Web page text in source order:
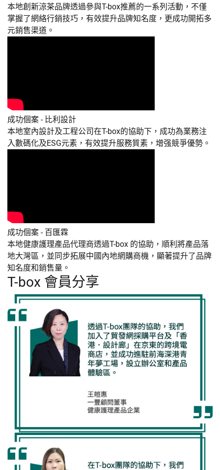
本地創新涼茶品牌透過參與T-box推薦的一系列活動，不僅
掌握了網絡行銷技巧，有效提升品牌知名度，更成功開拓多
元銷售渠道。
成功個案 - 比利設計
本地室內設計及工程公司在T-box的協助下，成功為業務注
入數碼化及ESG元素，有效提升服務質素，增强競爭優勢。
成功個案 - 百匯霖
本地健康護理產品代理商透過T-box 的協助，順利將產品落
地大灣區，並同步拓展中國內地網購商機，顯著提升了品牌
知名度和銷售量。
T-box 會員分享